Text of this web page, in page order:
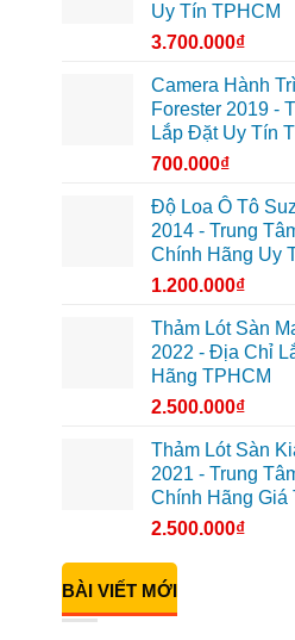
Uy Tín TPHCM
3.700.000₫
Camera Hành
Forester 2019 -
Lắp Đặt Uy Tín
700.000₫
Độ Loa Ô Tô
2014 - Trung
Chính Hãng Uy
1.200.000₫
Thảm Lót Sàn
2022 - Địa Chỉ
Hãng TPHCM
2.500.000₫
Thảm Lót Sàn
2021 - Trung
Chính Hãng Giá
2.500.000₫
BÀI VIẾT MỚI